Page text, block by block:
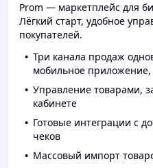
Prom — маркетплейс для
Лёгкий старт, удобное
покупателей.
Три канала продаж
мобильное приложение,
Управление товарами,
кабинете
Готовые интеграции с
чеков
Массовый импорт